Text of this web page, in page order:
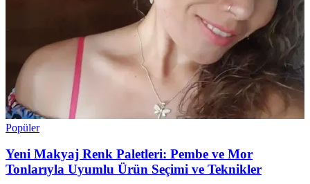
Popüler
Yeni Makyaj Renk Paletleri: Pembe ve Mor
Tonlarıyla Uyumlu Ürün Seçimi ve Teknikler